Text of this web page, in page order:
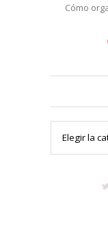
Cómo